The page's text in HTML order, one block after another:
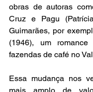
obras de autoras
Cruz e Pagu
Guimarães, por
(1946), um
fazendas de café no
Essa mudança nos